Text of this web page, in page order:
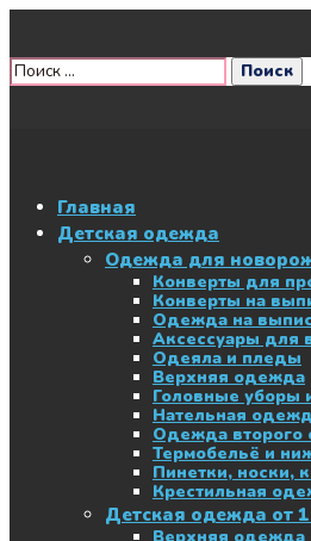
Главная
Детская одежда
Одежда для
Конверты для
Конверты на
Одежда на
Аксессуары для
Одеяла и пледы
Верхняя одежда
Головные уборы
Нательная
Одежда второго
Термобельё и
Пинетки, носки,
Крестильная
Детская одежда от